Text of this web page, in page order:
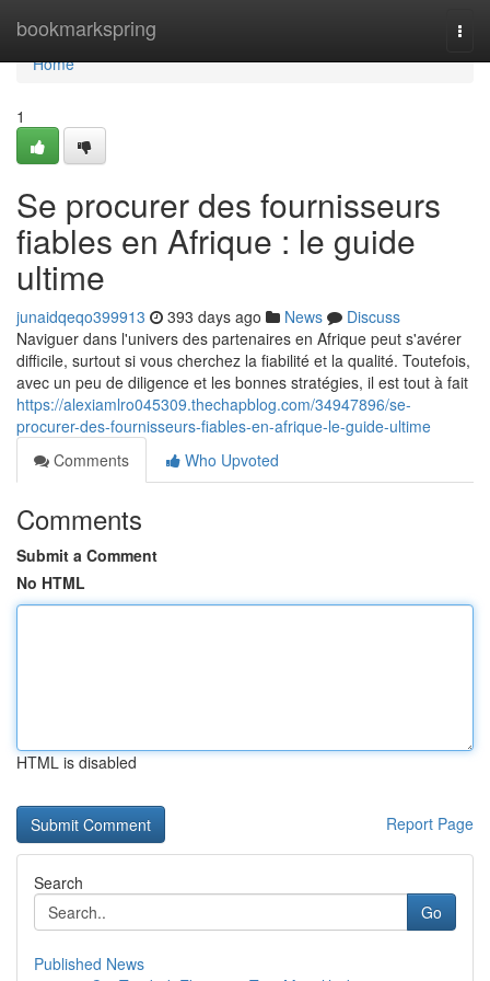
bookmarkspring
Home
Home
1
Se procurer des fournisseurs
fiables en Afrique : le guide
ultime
junaidqeqo399913 393 days ago News
Discuss
Naviguer dans l'univers des partenaires en Afrique peut s'avérer
difficile, surtout si vous cherchez la fiabilité et la qualité. Toutefois,
avec un peu de diligence et les bonnes stratégies, il est tout à fait
https://alexiamlro045309.thechapblog.com/34947896/se-
procurer-des-fournisseurs-fiables-en-afrique-le-guide-ultime
Comments
Who Upvoted
Comments
Submit a Comment
No HTML
HTML is disabled
Report Page
Search
Go
Published News